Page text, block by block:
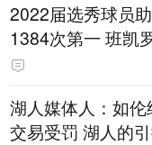
2022届选秀球员
1384次第一 班凯
湖人媒体人：如
交易受罚 湖人的